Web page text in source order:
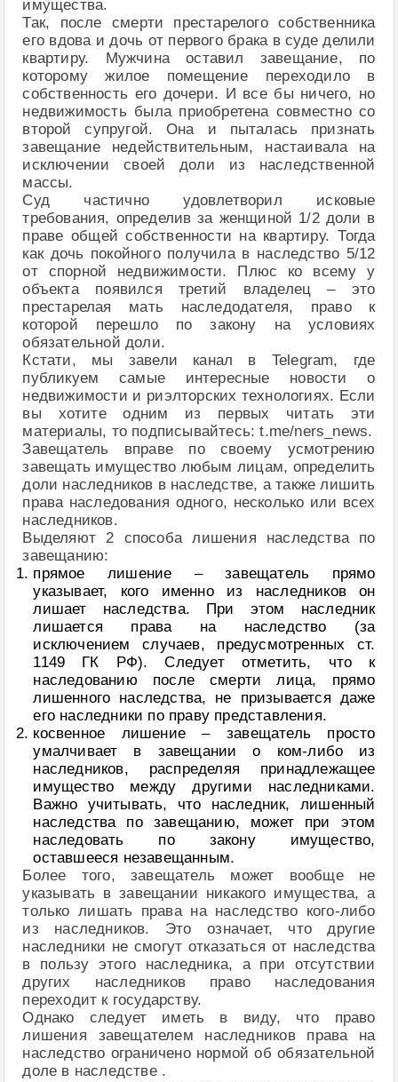
имущества.
Так, после смерти престарелого собственника
его вдова и дочь от первого брака в суде делили
квартиру. Мужчина оставил завещание, по
которому жилое помещение переходило в
собственность его дочери. И все бы ничего, но
недвижимость была приобретена совместно со
второй супругой. Она и пыталась признать
завещание недействительным, настаивала на
исключении своей доли из наследственной
массы.
Суд частично удовлетворил исковые
требования, определив за женщиной 1/2 доли в
праве общей собственности на квартиру. Тогда
как дочь покойного получила в наследство 5/12
от спорной недвижимости. Плюс ко всему у
объекта появился третий владелец – это
престарелая мать наследодателя, право к
которой перешло по закону на условиях
обязательной доли.
Кстати, мы завели канал в Telegram, где
публикуем самые интересные новости о
недвижимости и риэлторских технологиях. Если
вы хотите одним из первых читать эти
материалы, то подписывайтесь: t.me/ners_news.
Завещатель вправе по своему усмотрению
завещать имущество любым лицам, определить
доли наследников в наследстве, а также лишить
права наследования одного, несколько или всех
наследников.
Выделяют 2 способа лишения наследства по
завещанию:
прямое лишение – завещатель прямо
указывает, кого именно из наследников он
лишает наследства. При этом наследник
лишается права на наследство (за
исключением случаев, предусмотренных ст.
1149 ГК РФ). Следует отметить, что к
наследованию после смерти лица, прямо
лишенного наследства, не призывается даже
его наследники по праву представления.
косвенное лишение – завещатель просто
умалчивает в завещании о ком-либо из
наследников, распределяя принадлежащее
имущество между другими наследниками.
Важно учитывать, что наследник, лишенный
наследства по завещанию, может при этом
наследовать по закону имущество,
оставшееся незавещанным.
Более того, завещатель может вообще не
указывать в завещании никакого имущества, а
только лишать права на наследство кого-либо
из наследников. Это означает, что другие
наследники не смогут отказаться от наследства
в пользу этого наследника, а при отсутствии
других наследников право наследования
переходит к государству.
Однако следует иметь в виду, что право
лишения завещателем наследников права на
наследство ограничено нормой об обязательной
доле в наследстве .